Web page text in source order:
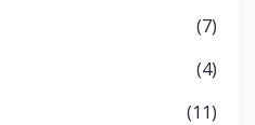
(7)
(4)
(11)